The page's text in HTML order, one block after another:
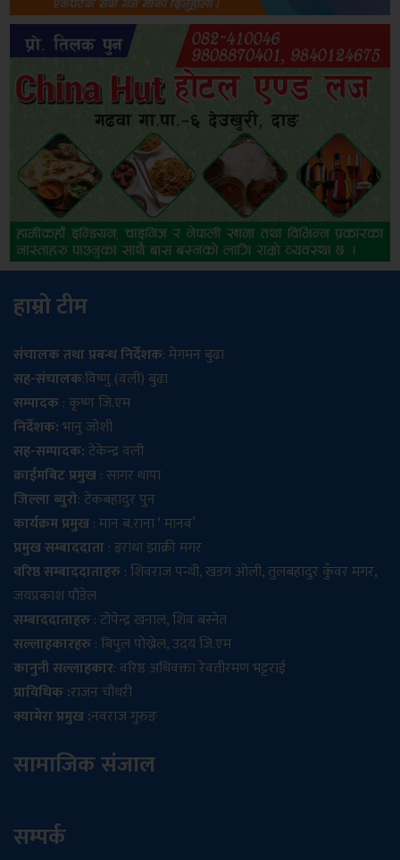
हाम्रो टीम
संचालक तथा प्रबन्ध निर्देशक: मेगमन बुढा
सह-संचालक:विष्णु (वली) बुढा
सम्पादक: कृष्ण जि.एम
निर्देशक:भानु जोशी
सह-सम्पादक:टेकेन्द्र वली
क्राईमबिट प्रमुख: सागर थापा
जिल्ला ब्युरो: टेकबहादुर पुन
कार्यक्रम प्रमुख: मान ब.राना ‘ मानव’
प्रमुख सम्बाददाता: इराधा झाक्री मगर
वरिष्ठ सम्बाददाताहरु: शिवराज पन्थी, खडग ओली, तुलबहादुर कुँवर मगर,
जयप्रकाश पौडेल
सम्बाददाताहरु: टोपेन्द्र खनाल, शिव बस्नेत
सल्लाहकारहरु: बिपुल पोख्रेल, उदय जि.एम
कानुनी सल्लाहकार: वरिष्ठ अधिवक्ता रेवतीरमण भट्टराई
प्राविधिक :राजन चौधरी
क्यामेरा प्रमुख :नवराज गुरुङ
सामाजिक संजाल
सम्पर्क